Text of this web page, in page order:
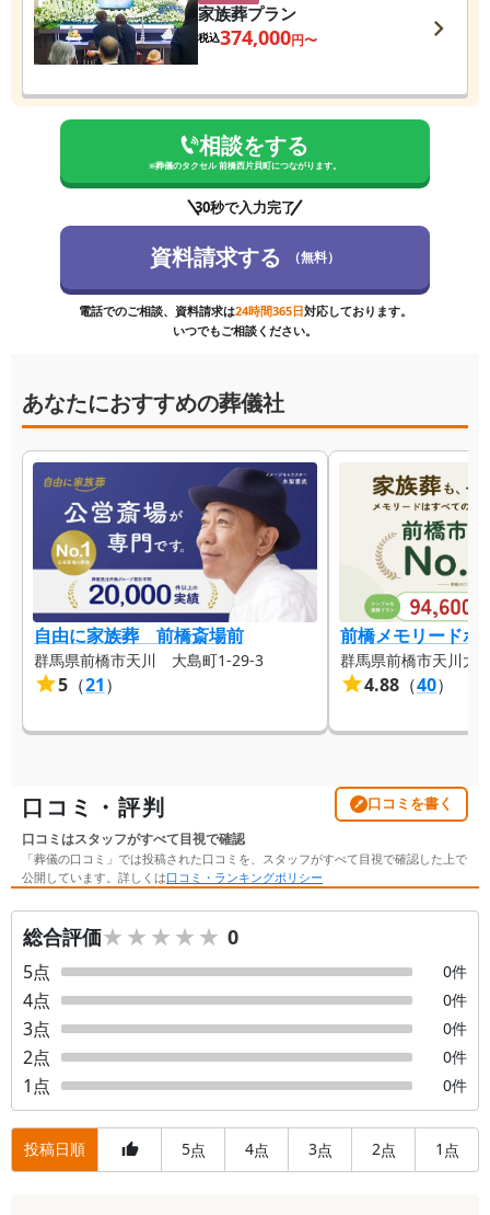
家族葬プラン
税込374,000円〜
相談をする
※葬儀のタクセル 前橋西片貝町につながります。
30秒で入力完了
資料請求する （無料）
電話でのご相談、資料請求は24時間365日対応しております。
いつでもご相談ください。
あなたにおすすめの葬儀社
自由に家族葬 前橋斎場前
群馬県前橋市天川 大島町1-29-3
5 （21）
前橋メモリードホ
群馬県前橋市天川大
4.88 （40）
口コミ・評判 口コミを書く
口コミはスタッフがすべて目視で確認
「葬儀の口コミ」では投稿された口コミを、スタッフがすべて目視で確認した上で
公開しています。詳しくは口コミ・ランキングポリシー
総合評価★★★★★
★★★★★ 0
5点 0件
4点 0件
3点 0件
2点 0件
1 点 0件
投稿日順 5点 4点 3点 2点 1 点